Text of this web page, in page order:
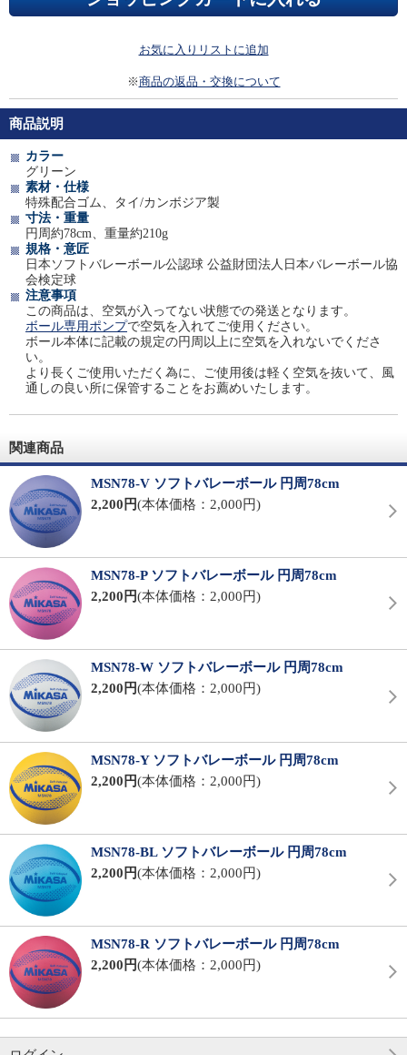
お気に入りリストに追加
※商品の返品・交換について
商品説明
カラー
グリーン
素材・仕様
特殊配合ゴム、タイ/カンボジア製
寸法・重量
円周約78cm、重量約210g
規格・意匠
日本ソフトバレーボール公認球 公益財団法人日本バレーボール協
会検定球
注意事項
この商品は、空気が入ってない状態での発送となります。
ボール専用ポンプで空気を入れてご使用ください。
ボール本体に記載の規定の円周以上に空気を入れないでくださ
い。
より長くご使用いただく為に、ご使用後は軽く空気を抜いて、風
通しの良い所に保管することをお薦めいたします。
関連商品
MSN78-V ソフトバレーボール 円周78cm
2,200円(本体価格：2,000円)
MSN78-P ソフトバレーボール 円周78cm
2,200円(本体価格：2,000円)
MSN78-W ソフトバレーボール 円周78cm
2,200円(本体価格：2,000円)
MSN78-Y ソフトバレーボール 円周78cm
2,200円(本体価格：2,000円)
MSN78-BL ソフトバレーボール 円周78cm
2,200円(本体価格：2,000円)
MSN78-R ソフトバレーボール 円周78cm
2,200円(本体価格：2,000円)